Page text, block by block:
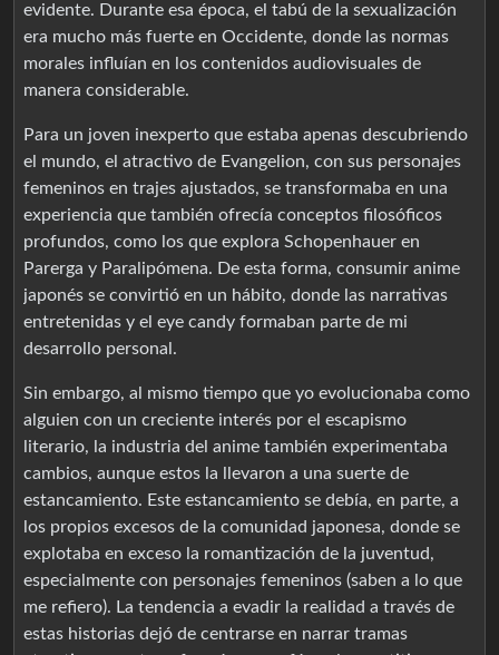
evidente. Durante esa época, el tabú de la sexualización
era mucho más fuerte en Occidente, donde las normas
morales influían en los contenidos audiovisuales de
manera considerable.
Para un joven inexperto que estaba apenas descubriendo
el mundo, el atractivo de Evangelion, con sus personajes
femeninos en trajes ajustados, se transformaba en una
experiencia que también ofrecía conceptos filosóficos
profundos, como los que explora Schopenhauer en
Parerga y Paralipómena. De esta forma, consumir anime
japonés se convirtió en un hábito, donde las narrativas
entretenidas y el eye candy formaban parte de mi
desarrollo personal.
Sin embargo, al mismo tiempo que yo evolucionaba como
alguien con un creciente interés por el escapismo
literario, la industria del anime también experimentaba
cambios, aunque estos la llevaron a una suerte de
estancamiento. Este estancamiento se debía, en parte, a
los propios excesos de la comunidad japonesa, donde se
explotaba en exceso la romantización de la juventud,
especialmente con personajes femeninos (saben a lo que
me refiero). La tendencia a evadir la realidad a través de
estas historias dejó de centrarse en narrar tramas